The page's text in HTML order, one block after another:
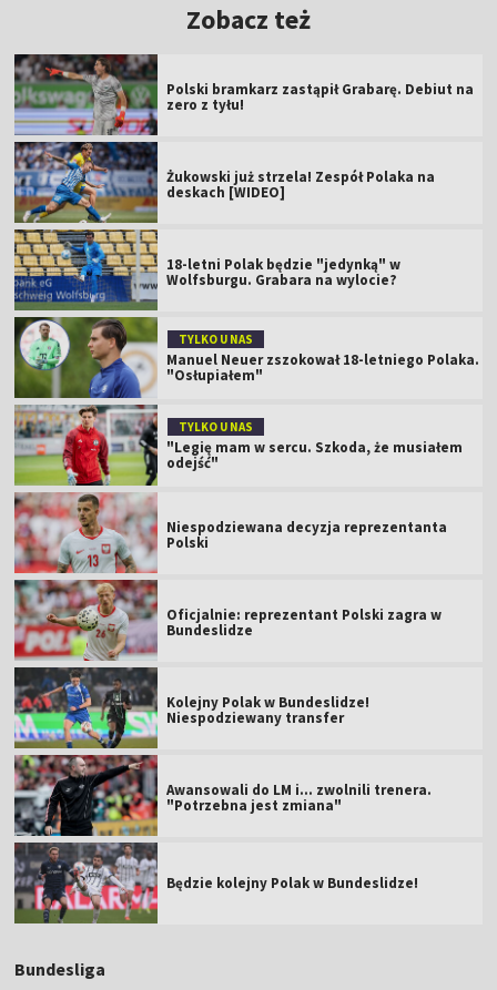
Zobacz też
Polski bramkarz zastąpił Grabarę. Debiut na
zero z tyłu!
Żukowski już strzela! Zespół Polaka na
deskach [WIDEO]
18-letni Polak będzie "jedynką" w
Wolfsburgu. Grabara na wylocie?
TYLKO U NAS
Manuel Neuer zszokował 18-letniego Polaka.
"Osłupiałem"
TYLKO U NAS
"Legię mam w sercu. Szkoda, że musiałem
odejść"
Niespodziewana decyzja reprezentanta
Polski
Oficjalnie: reprezentant Polski zagra w
Bundeslidze
Kolejny Polak w Bundeslidze!
Niespodziewany transfer
Awansowali do LM i... zwolnili trenera.
"Potrzebna jest zmiana"
Będzie kolejny Polak w Bundeslidze!
Bundesliga